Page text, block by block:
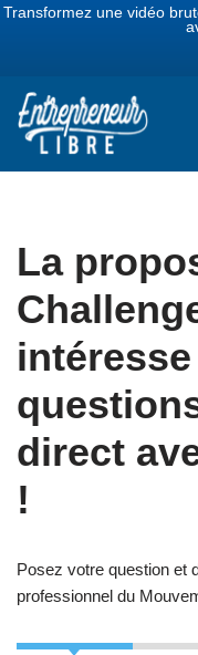
Transformez une vidéo
Aller
La
direct
!
Posez votre question et
professionnel du